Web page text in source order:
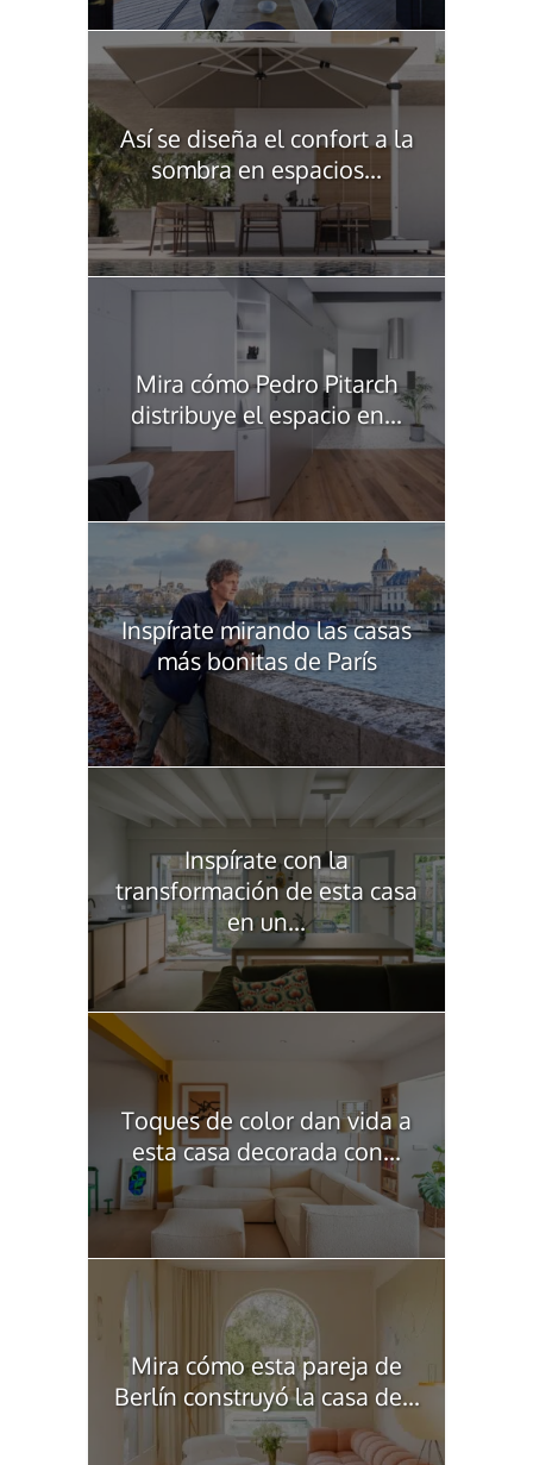
Así se diseña el confort a la
sombra en espacios...
Mira cómo Pedro Pitarch
distribuye el espacio en...
Inspírate mirando las casas
más bonitas de París
Inspírate con la
transformación de esta casa
en un...
Toques de color dan vida a
esta casa decorada con...
Mira cómo esta pareja de
Berlín construyó la casa de...